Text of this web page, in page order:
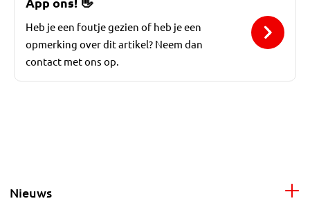
Heb je een foutje gezien of heb je een
opmerking over dit artikel? Neem dan
contact met ons op.
Nieuws